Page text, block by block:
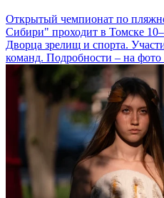
Открытый чемпионат по
Сибири" проходит в Томске
Дворца зрелищ и спорта.
команд. Подробности – на